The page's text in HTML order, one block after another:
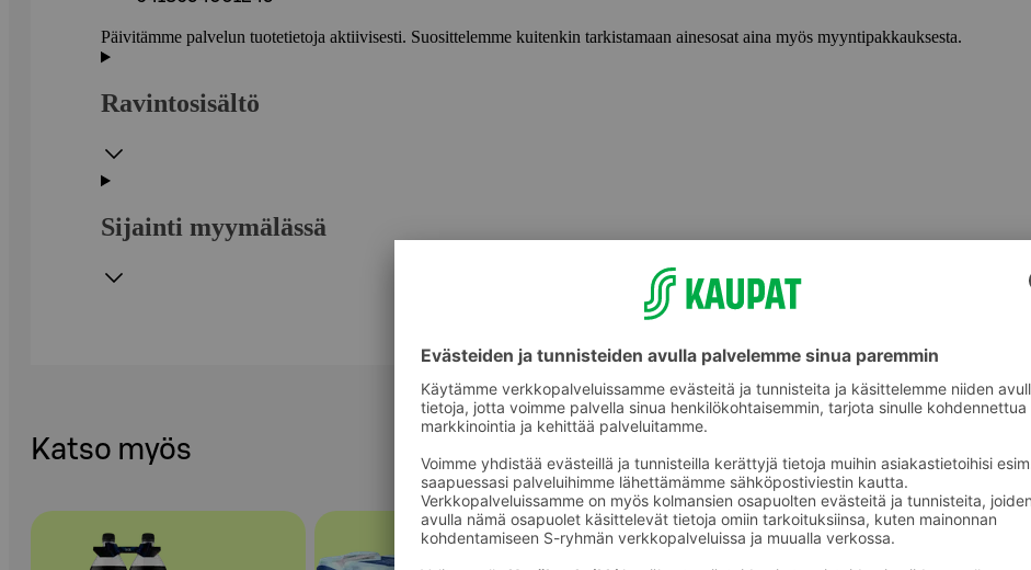
Päivitämme palvelun tuotetietoja aktiivisesti. Suosittelemme kuitenkin tarkistamaan ainesosat aina myös myyntipakkauksesta.
Ravintosisältö
Sijainti myymälässä
Katso myös